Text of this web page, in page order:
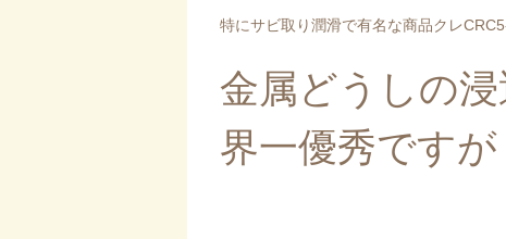
特にサビ取り潤滑で有名な商品クレ
金属どうしの
界一優秀ですが